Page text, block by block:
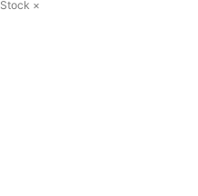
Stock ×